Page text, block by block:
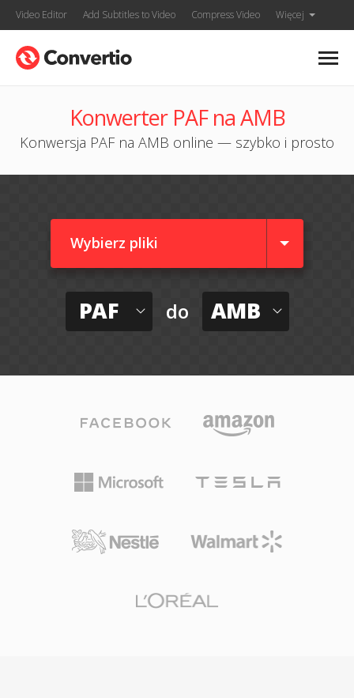
Video Editor Add Subtitles to Video Compress Video Więcej
Konwerter PAF na AMB
Konwersja PAF na AMB online — szybko i prosto
Wybierz pliki
PAF do AMB